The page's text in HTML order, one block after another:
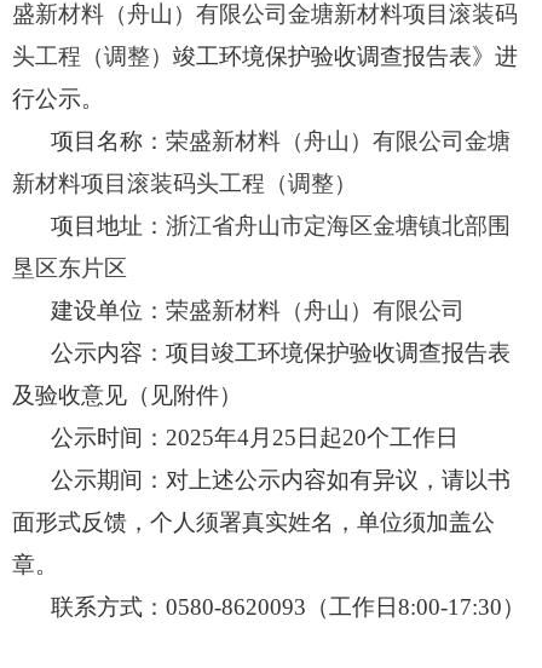
盛新材料（舟山）有限公司金塘新材料项目滚装码
头工程（调整） 竣工环境保护验收调查报告表》 进
行公示。
项目名称： 荣盛新材料（舟山）有限公司金塘
新材料项目滚装码头工程（调整）
项目地址： 浙江省舟山市定海区金塘镇北部围
垦区东片区
建设单位： 荣盛新材料（舟山）有限公司
公示内容：项目竣工环境保护验收调查报告表
及验收意见（见附件）
公示时间 ： 2025年4月 25 日 起20个工作日
公示期间：对上述公示内容如有异议，请以书
面形式反馈，个人须署真实姓名，单位须加盖公
章。
联系方式 ： 0580-8620093 （工作日8:00-17:30）